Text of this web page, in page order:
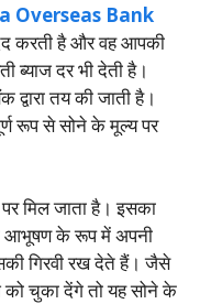
Overseas Bank
करती है और वह आपकी
ब्याज दर भी देती है।
तय की जाती है।
रूप से सोने के मूल्य पर
मिल जाता है। इसका
आभूषण के रूप में अपनी
गिरवी रख देते हैं। जैसे
को चुका देंगे तो यह सोने के